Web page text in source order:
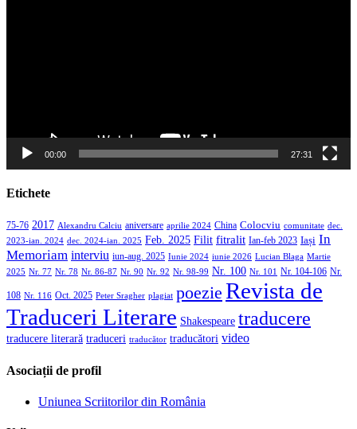
00:00 27:31
Etichete
75-76 2017 Alexandru Calciu aniversare aprilie 2024 China Colocviu comunitate dec.
2023-ian. 2024 dec. 2024-ian. 2025 Feb. 2025 Filit fitralit Ian-feb 2023 Iași In
Memoriam interviu iun-aug. 2025 Iunie 2024 iunie 2026 Lucian Blaga Martie
2025 Nr. 77 Nr. 78 Nr. 86-87 Nr. 90 Nr. 92 Nr. 98-99 Nr. 100 Nr. 101 Nr. 104-106 Nr.
108 Nr. 116 Oct. 2025 Peter Sragher plagiat poezie Revista de
Traduceri Literare Shakespeare traducere
traducere literară traduceri traducător traducători video
Asociații de profil
Uniunea Scriitorilor din România